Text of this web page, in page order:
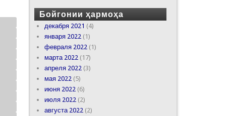
Бойгонии ҳармоҳа
декабря 2021 (4)
января 2022 (1)
февраля 2022 (1)
марта 2022 (17)
апреля 2022 (3)
мая 2022 (5)
июня 2022 (6)
июля 2022 (2)
августа 2022 (2)